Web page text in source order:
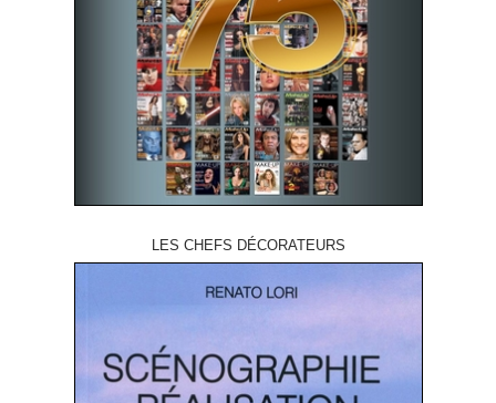
LES CHEFS DÉCORATEURS